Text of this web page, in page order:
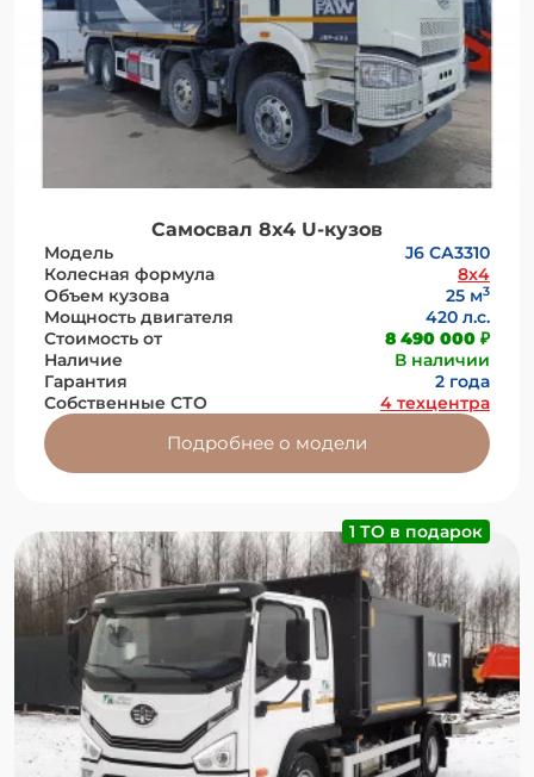
Самосвал 8х4 U-кузов
Модель
J6 СА3310
Колесная формула
8x4
Объем кузова
25 м3
Мощность двигателя
420 л.с.
Стоимость от
8 490 000 ₽
Наличие
В наличии
Гарантия
2 года
Собственные СТО
4 техцентра
Подробнее о модели
1 ТО в подарок